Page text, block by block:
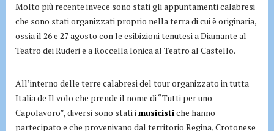
Molto più recente invece sono stati gli appuntamenti calabresi
che sono stati organizzati proprio nella terra di cui è originaria,
ossia il 26 e 27 agosto con le esibizioni tenutesi a Diamante al
Teatro dei Ruderi e a Roccella Ionica al Teatro al Castello.
All’interno delle terre calabresi del tour organizzato in tutta
Italia de Il volo che prende il nome di “Tutti per uno-
Capolavoro”, diversi sono stati imusicistiche hanno
partecipato e che provenivano dal territorio Regina, Crotonese